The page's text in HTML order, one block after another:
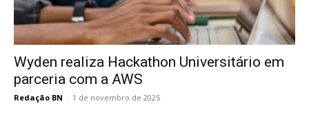
Wyden realiza Hackathon Universitário em
parceria com a AWS
Redação BN - 1 de novembro de 2025